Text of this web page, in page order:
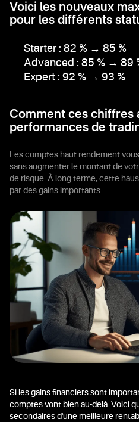
Voici les nouveaux
pour les différents
Starter : 82 % → 85 %
Advanced : 85 % → 89
Expert : 92 % → 93 %
Comment ces chiffres
performances de
Les comptes haut rendement
sans augmenter le montant de
de risque. À long terme, cette
par des gains importants.
Si les gains financiers sont
comptes vont bien au-delà. Voici
secondaires d'une meilleure